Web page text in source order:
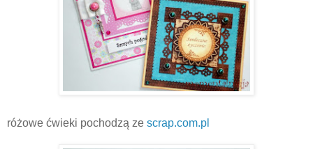
różowe ćwieki pochodzą ze scrap.com.pl